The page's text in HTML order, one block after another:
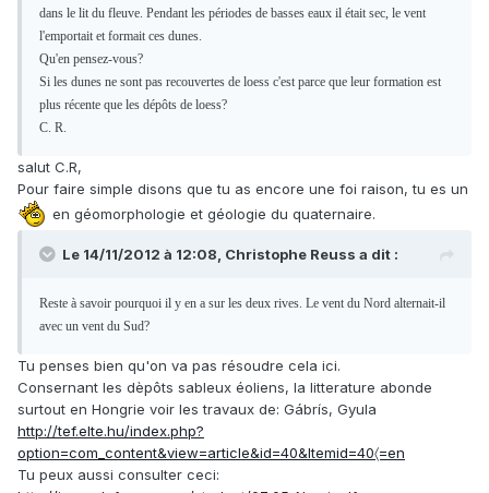
dans le lit du fleuve. Pendant les périodes de basses eaux il était sec, le vent
l'emportait et formait ces dunes.
Qu'en pensez-vous?
Si les dunes ne sont pas recouvertes de loess c'est parce que leur formation est
plus récente que les dépôts de loess?
C. R.
salut C.R,
Pour faire simple disons que tu as encore une foi raison, tu es un
en géomorphologie et géologie du quaternaire.
Le 14/11/2012 à 12:08, Christophe Reuss a dit :
Reste à savoir pourquoi il y en a sur les deux rives. Le vent du Nord alternait-il
avec un vent du Sud?
Tu penses bien qu'on va pas résoudre cela ici.
Consernant les dèpôts sableux éoliens, la litterature abonde
surtout en Hongrie voir les travaux de: Gábrís, Gyula
http://tef.elte.hu/index.php?
option=com_content&view=article&id=40&Itemid=40〈=en
Tu peux aussi consulter ceci: